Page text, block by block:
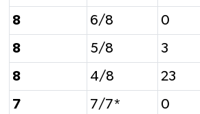
8 6/8 0
8 5/8 3
8 4/8 23
7 7/7* 0